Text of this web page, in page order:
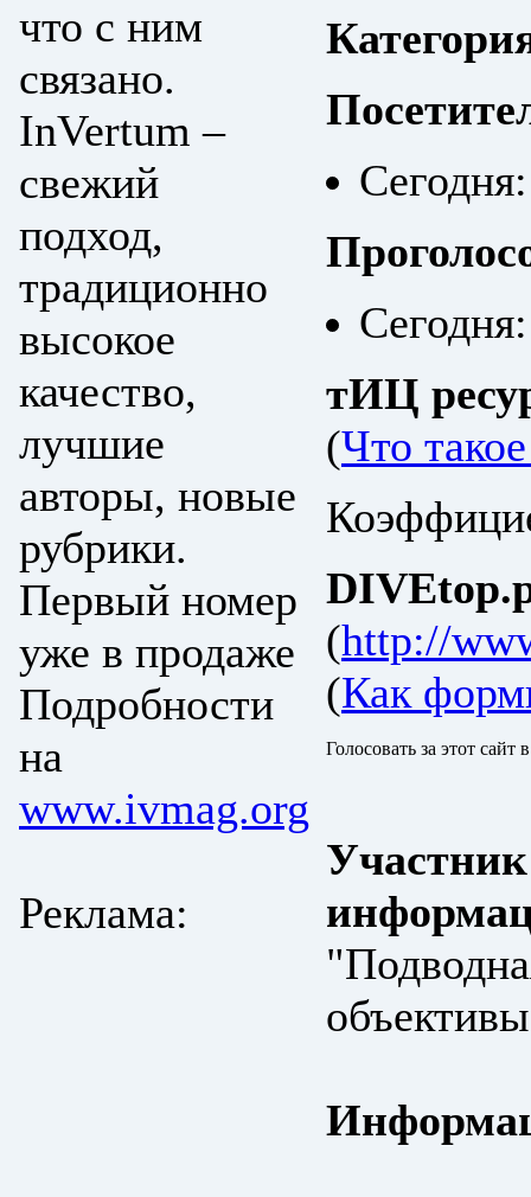
что с ним
связано.
InVertum –
свежий
подход,
традиционно
высокое
качество,
лучшие
авторы, новые
рубрики.
Первый номер
уже в продаже
Подробности
на
www.ivmag.org
Реклама:
тИЦ
(Что
(http://
(Как
Голосовать за этот сайт